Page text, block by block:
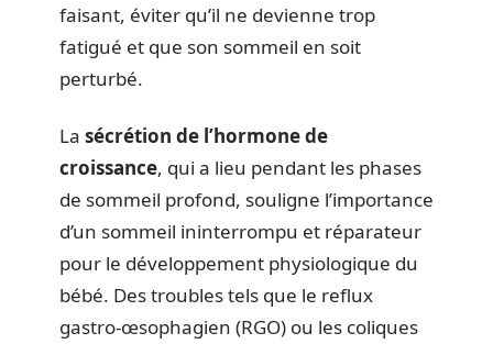
faisant, éviter qu’il ne devienne trop
fatigué et que son sommeil en soit
perturbé.
La sécrétion de l’hormone de
croissance, qui a lieu pendant les phases
de sommeil profond, souligne l’importance
d’un sommeil ininterrompu et réparateur
pour le développement physiologique du
bébé. Des troubles tels que le reflux
gastro-œsophagien (RGO) ou les coliques